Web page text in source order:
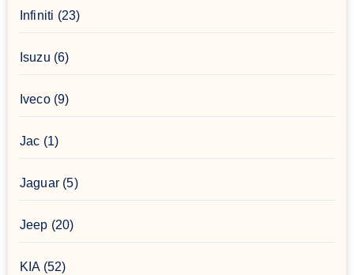
Infiniti (23)
Isuzu (6)
Iveco(9)
Jac (1)
Jaguar(5)
Jeep (20)
KIA(52)